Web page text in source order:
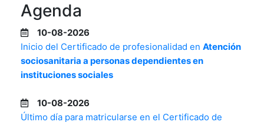
Agenda
10-08-2026
Inicio del Certificado de profesionalidad en Atención
sociosanitaria a personas dependientes en
instituciones sociales
10-08-2026
Último día para matricularse en el Certificado de